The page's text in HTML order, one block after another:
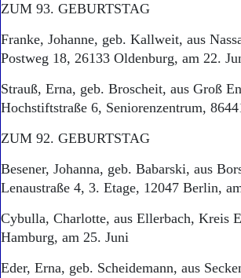
ZUM 93. GEBURTSTAG
Franke, Johanne, geb. Kallweit, aus
Postweg 18, 26133 Oldenburg, am 22.
Strauß, Erna, geb. Broscheit, aus Groß
Hochstiftstraße 6, Seniorenzentrum,
ZUM 92. GEBURTSTAG
Besener, Johanna, geb. Babarski, aus
Lenaustraße 4, 3. Etage, 12047 Berlin,
Cybulla, Charlotte, aus Ellerbach, Kreis
Hamburg, am 25. Juni
Eder, Erna, geb. Scheidemann, aus